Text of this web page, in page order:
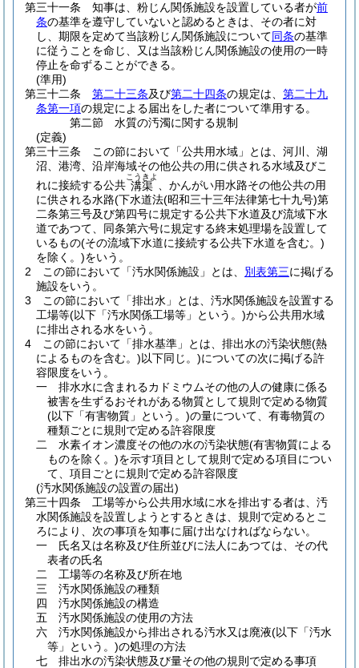
第三十一条
知事は、粉じん関係施設を設置している者が前
条の基準を遵守していないと認めるときは、その者に対
し、期限を定めて当該粉じん関係施設について同条の基準
に従うことを命じ、又は当該粉じん関係施設の使用の一時
停止を命ずることができる。
(準用)
第三十二条
第二十三条及び第二十四条の規定は、 第二十九
条第一項の規定による届出をした者について準用する。
第二節
水質の汚濁に関する規制
(定義)
第三十三条
この節において「公共用水域」とは、河川、湖
沼、港湾、沿岸海域その他公共の用に供される水域及びこ
れに接続する公共 溝渠
こうきよ
、かんがい用水路その他公共の用
に供される水路(下水道法(昭和三十三年法律第七十九号)第
二条第三号及び第四号に規定する公共下水道及び流域下水
道であつて、同条第六号に規定する終末処理場を設置して
いるもの(その流域下水道に接続する公共下水道を含む。)
を除く。)をいう。
2
この節において「汚水関係施設」とは、 別表第三に掲げる
施設をいう。
3
この節において「排出水」とは、汚水関係施設を設置する
工場等(以下「汚水関係工場等」という。)から公共用水域
に排出される水をいう。
4
この節において「排水基準」とは、排出水の汚染状態(熱
によるものを含む。)以下同じ。 )についての次に掲げる許
容限度をいう。
一
排水水に含まれるカドミウムその他の人の健康に係る
被害を生ずるおそれがある物質として規則で定める物質
(以下「有害物質」という。)の量について、有毒物質の
種類ごとに規則で定める許容限度
二
水素イオン濃度その他の水の汚染状態(有害物質による
ものを除く。)を示す項目として規則で定める項目につい
て、項目ごとに規則で定める許容限度
(汚水関係施設の設置の届出)
第三十四条
工場等から公共用水域に水を排出する者は、汚
水関係施設を設置しようとするときは、規則で定めるとこ
ろにより、次の事項を知事に届け出なければならない。
一
氏名又は名称及び住所並びに法人にあつては、その代
表者の氏名
二
工場等の名称及び所在地
三
汚水関係施設の種類
四
汚水関係施設の構造
五
汚水関係施設の使用の方法
六
汚水関係施設から排出される汚水又は廃液(以下「汚水
等」という。)の処理の方法
七
排出水の汚染状態及び量その他の規則で定める事項